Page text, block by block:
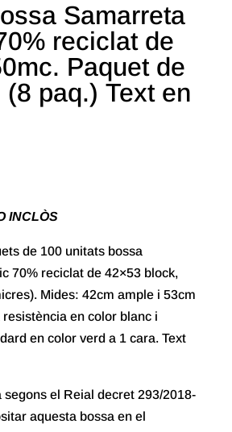
Samarreta
reciclat de
Paquet de
(8 paq.) Text en
INCLÒS
de 100 unitats bossa
70% reciclat de 42×53 block,
Mides: 42cm ample i 53cm
resistència en color blanc i
en color verd a 1 cara. Text
segons el Reial decret 293/2018-
aquesta bossa en el